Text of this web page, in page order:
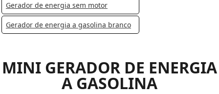
Gerador de energia sem motor
Gerador de energia a gasolina branco
MINI GERADOR DE ENERGIA
A GASOLINA